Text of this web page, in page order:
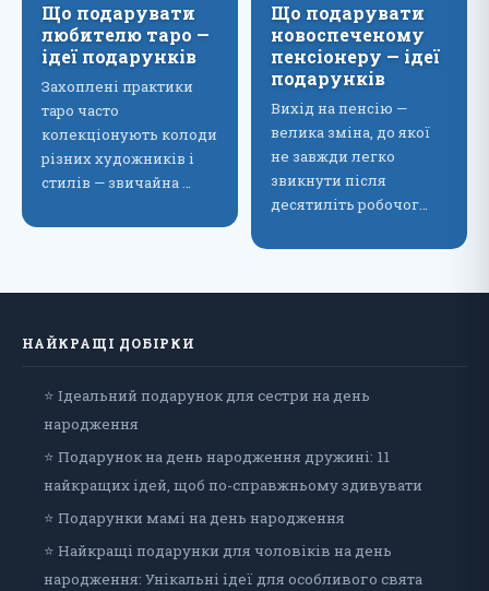
Що подарувати
любителю таро —
ідеї подарунків
Захоплені практики
таро часто
колекціонують колоди
різних художників і
стилів — звичайна …
Що подарувати
новоспеченому
пенсіонеру — ідеї
подарунків
Вихід на пенсію —
велика зміна, до якої
не завжди легко
звикнути після
десятиліть робочог…
НАЙКРАЩІ ДОБІРКИ
⭐ Ідеальний подарунок для сестри на день
народження
⭐ Подарунок на день народження дружині: 11
найкращих ідей, щоб по-справжньому здивувати
⭐ Подарунки мамі на день народження
⭐ Найкращі подарунки для чоловіків на день
народження: Унікальні ідеї для особливого свята